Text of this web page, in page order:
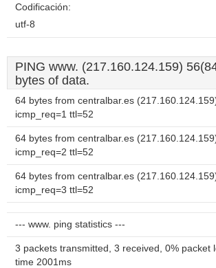
Codificación:
utf-8
PING www. (217.160.124.159)
bytes of data.
64 bytes from centralbar.es
icmp_req=1 ttl=52
64 bytes from centralbar.es
icmp_req=2 ttl=52
64 bytes from centralbar.es
icmp_req=3 ttl=52
--- www. ping statistics ---
3 packets transmitted, 3 received, 0% packet
time 2001ms